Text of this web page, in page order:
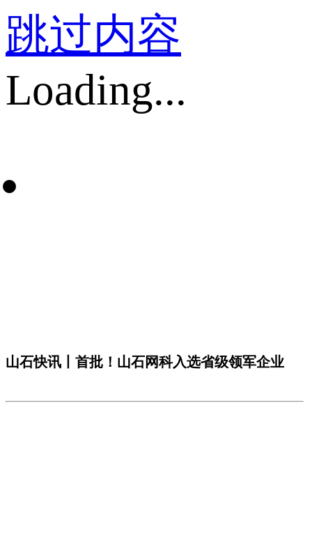
跳过内容
Loading...
山石快讯丨首批！山石网科入选省级领军企业